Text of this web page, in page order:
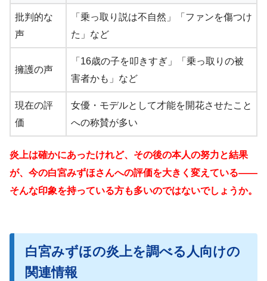
批判的な
声
「乗っ取り説は不自然」「ファンを傷つけ
た」など
擁護の声
「16歳の子を叩きすぎ」「乗っ取りの被
害者かも」など
現在の評
価
女優・モデルとして才能を開花させたこと
への称賛が多い
炎上は確かにあったけれど、その後の本人の努力と結果
が、今の白宮みずほさんへの評価を大きく変えている——
そんな印象を持っている方も多いのではないでしょうか。
白宮みずほの炎上を調べる人向けの
関連情報